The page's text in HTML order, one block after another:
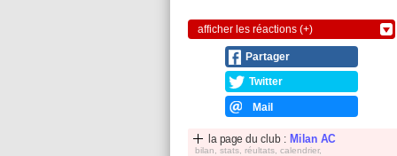
afficher les réactions (+)
Partager
Twitter
Mail
la page du club : Milan AC
bilan, stats, réultats, calendrier,